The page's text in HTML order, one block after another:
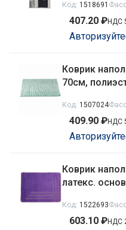
Код: 1518691
407.20 ₽НДС
Коврик
70см,
Код: 1507024
409.90 ₽НДС
Коврик
латекс.
Код: 1522693
603.10 ₽НДС